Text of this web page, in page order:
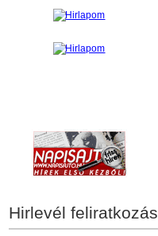
Hirlevél feliratkozás